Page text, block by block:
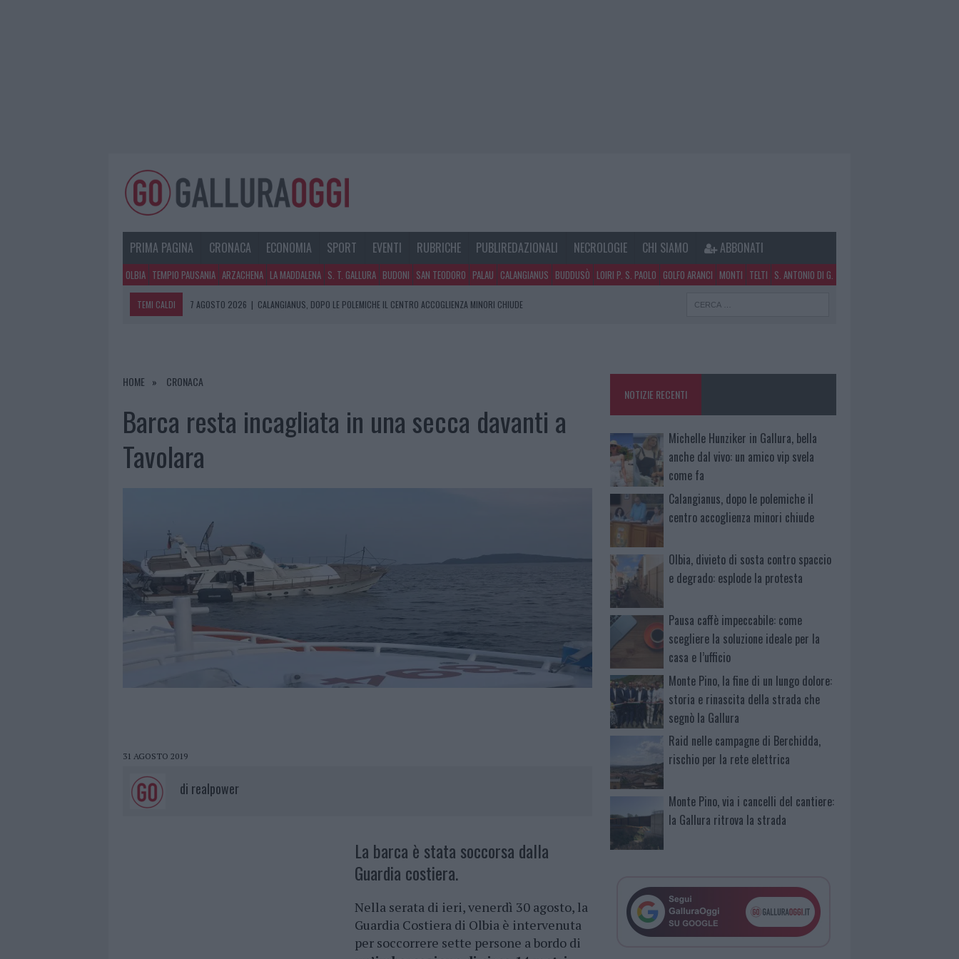
PRIMA PAGINA CRONACA ECONOMIA SPORT EVENTI RUBRICHE PUBLIREDAZIONALI NECROLOGIE CHI SIAMO ABBONATI
OLBIA TEMPIO PAUSANIA ARZACHENA LA MADDALENA S. T. GALLURA BUDONI SAN TEODORO PALAU CALANGIANUS BUDDUSÒ LOIRI P. S. PAOLO GOLFO ARANCI MONTI TELTI S. ANTONIO DI G.
TEMI CALDI 7 AGOSTO 2026 | CALANGIANUS, DOPO LE POLEMICHE IL CENTRO ACCOGLIENZA MINORI CHIUDE
7 AGOSTO 2026
|
HOME CRONACA
Barca resta incagliata in una secca davanti a
Tavolara
31 AGOSTO 2019
di realpower
La barca è stata soccorsa dalla
Guardia costiera.
Nella serata di ieri, venerdì 30 agosto, la
Guardia Costiera di Olbia è intervenuta
per soccorrere sette persone a bordo di
NOTIZIE RECENTI
Michelle Hunziker in Gallura, bella
anche dal vivo: un amico vip svela
come fa
Calangianus, dopo le polemiche il
centro accoglienza minori chiude
Olbia, divieto di sosta contro spaccio
e degrado: esplode la protesta
Pausa caffè impeccabile: come
scegliere la soluzione ideale per la
casa e l’ufficio
Monte Pino, la fine di un lungo dolore:
storia e rinascita della strada che
segnò la Gallura
Raid nelle campagne di Berchidda,
rischio per la rete elettrica
Monte Pino, via i cancelli del cantiere:
la Gallura ritrova la strada